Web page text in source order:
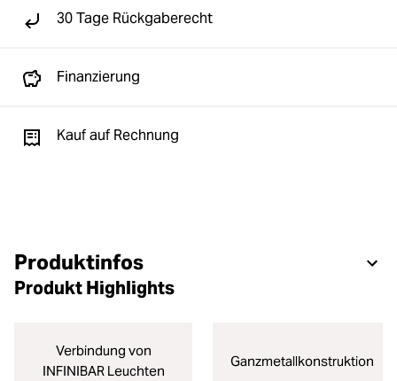
30 Tage Rückgaberecht
Finanzierung
Kauf auf Rechnung
Produktinfos
Produkt Highlights
Verbindung von
INFINIBAR Leuchten
Ganzmetallkonstruktion